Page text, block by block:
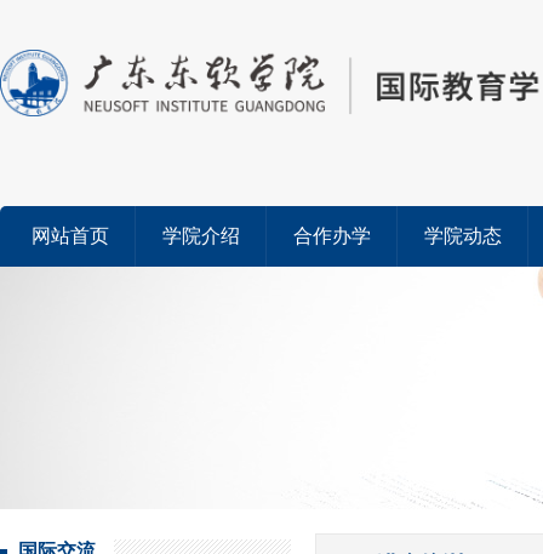
网站首页 学院介绍 合作办学 学院动态